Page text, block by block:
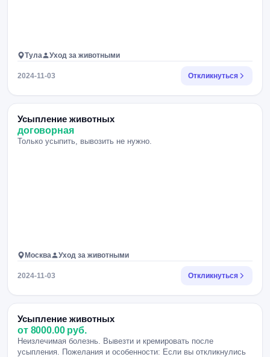
Тула Уход за животными
2024-11-03 Откликнуться
Усыпление животных
договорная
Только усыпить, вывозить не нужно.
Москва Уход за животными
2024-11-03 Откликнуться
Усыпление животных
от 8000.00 руб.
Неизлечимая болезнь. Вывезти и кремировать после
усыпления. Пожелания и особенности: Если вы откликнулись